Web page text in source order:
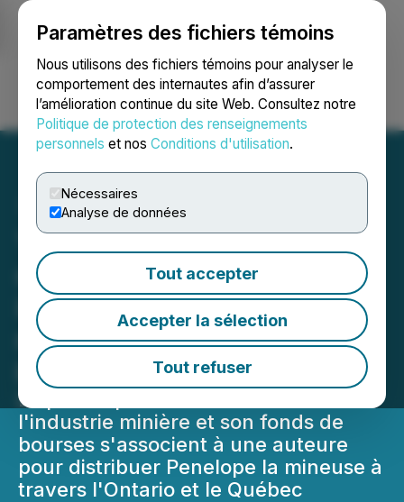
Paramètres des fichiers témoins
Nous utilisons des fichiers témoins pour analyser le
comportement des internautes afin d’assurer
l’amélioration continue du site Web. Consultez notre
Politique de protection des renseignements
personnels et nos Conditions d'utilisation.
Nécessaires
Analyse de données
Tout accepter
Accepter la sélection
Tout refuser
Ouvrir une session Recherche English
YMP lance une initiative
communautaire pour
introduire l'éducation aux
mines et aux métaux dans
les écoles primaires
Le plus important réseau de
l'industrie minière et son fonds de
bourses s'associent à une auteure
pour distribuer Penelope la mineuse à
travers l'Ontario et le Québec